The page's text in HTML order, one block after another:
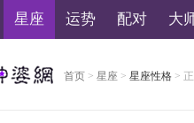
星座 运势 配对 大
首页 > 星座 > 星座性格 >